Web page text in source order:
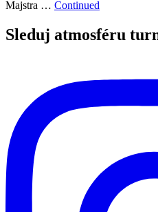
Majstra … Continued
Sleduj atmosféru